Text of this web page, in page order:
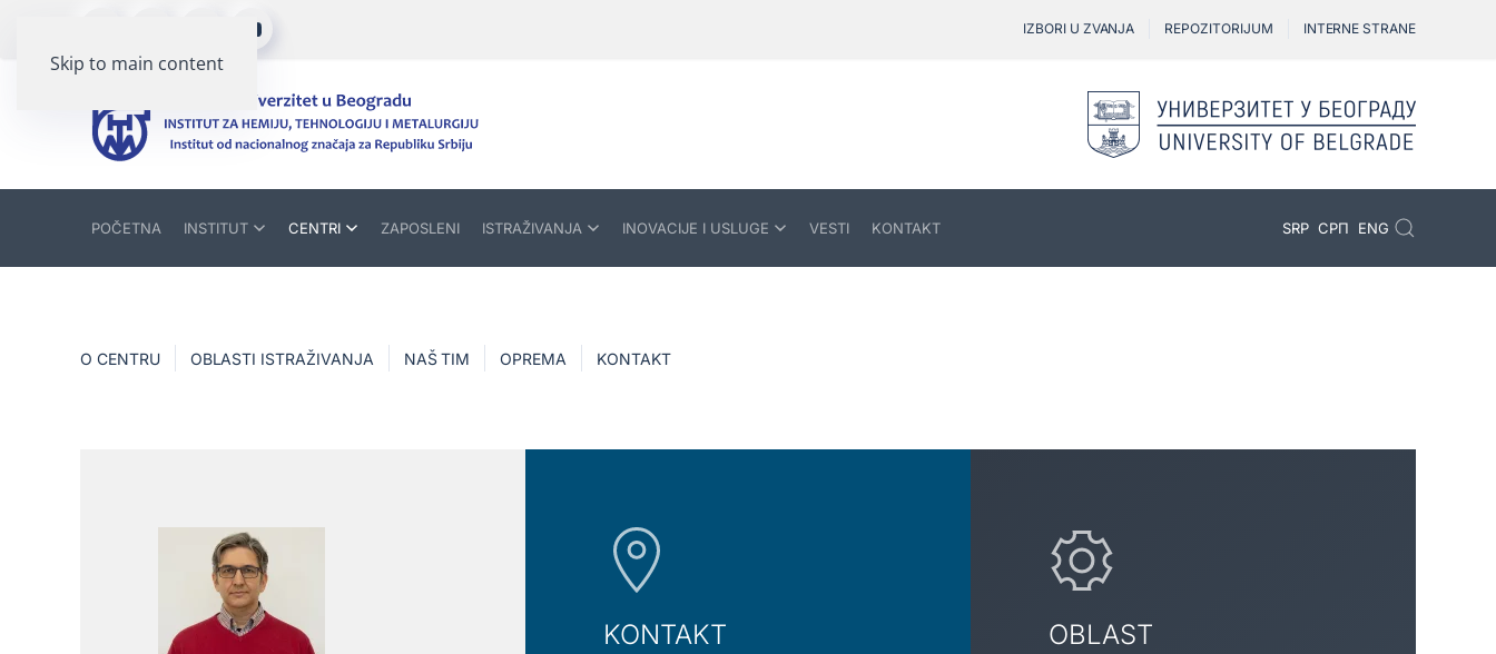
Skip to main content
IZBORI U ZVANJA REPOZITORIJUM INTERNE STRANE
POČETNA INSTITUT CENTRI ZAPOSLENI ISTRAŽIVANJA INOVACIJE I USLUGE VESTI KONTAKT SRP СРП ENG
O CENTRU OBLASTI ISTRAŽIVANJA NAŠ TIM OPREMA KONTAKT
KONTAKT
OBLAST